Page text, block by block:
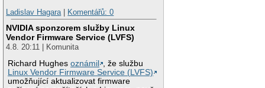
Ladislav Hagara| Komentářů: 0
NVIDIA sponzorem služby Linux
Vendor Firmware Service (LVFS)
4.8. 20:11 | Komunita
Richard Hughesoznámil
, že službu
Linux Vendor Firmware Service (LVFS)
umožňující aktualizovat firmware